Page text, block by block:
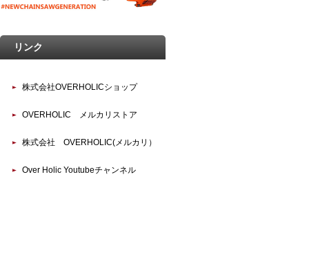
リンク
株式会社OVERHOLICショップ
OVERHOLIC メルカリストア
株式会社 OVERHOLIC(メルカリ）
Over Holic Youtubeチャンネル